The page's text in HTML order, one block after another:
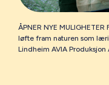
ÅPNER NYE
løfte fram naturen som
Lindheim AVIA Produksjon